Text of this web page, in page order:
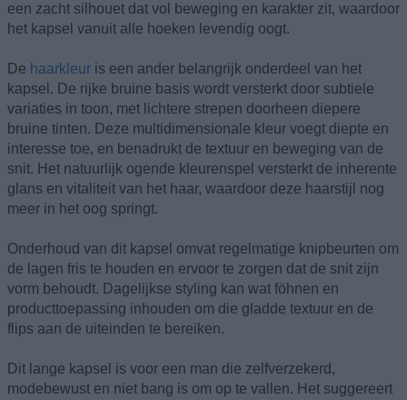
een zacht silhouet dat vol beweging en karakter zit, waardoor
het kapsel vanuit alle hoeken levendig oogt.
De haarkleur is een ander belangrijk onderdeel van het
kapsel. De rijke bruine basis wordt versterkt door subtiele
variaties in toon, met lichtere strepen doorheen diepere
bruine tinten. Deze multidimensionale kleur voegt diepte en
interesse toe, en benadrukt de textuur en beweging van de
snit. Het natuurlijk ogende kleurenspel versterkt de inherente
glans en vitaliteit van het haar, waardoor deze haarstijl nog
meer in het oog springt.
Onderhoud van dit kapsel omvat regelmatige knipbeurten om
de lagen fris te houden en ervoor te zorgen dat de snit zijn
vorm behoudt. Dagelijkse styling kan wat föhnen en
producttoepassing inhouden om die gladde textuur en de
flips aan de uiteinden te bereiken.
Dit lange kapsel is voor een man die zelfverzekerd,
modebewust en niet bang is om op te vallen. Het suggereert